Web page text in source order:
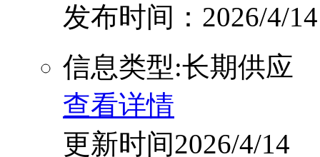
发布时间：2026/4/14
信息类型:长期供应
查看详情
更新时间2026/4/14